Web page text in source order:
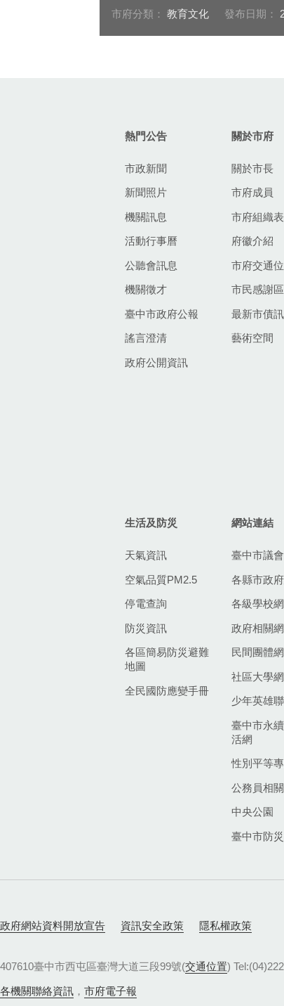
市府分類： 教育文化 發布日期：
熱門公告
市政新聞
新聞照片
機關訊息
活動行事曆
公聽會訊息
機關徵才
臺中市政府公報
謠言澄清
政府公開資訊
關於市府
關於市長
市府成員
市府組織表
府徽介紹
市府交通
市民感謝區
最新市債
藝術空間
生活及防災
天氣資訊
空氣品質PM2.5
停電查詢
防災資訊
各區簡易防災避難
地圖
全民國防應變手冊
網站連結
臺中市議會
各縣市政
各級學校
政府相關
民間團體
社區大學
少年英雄
臺中市永
活網
性別平等
公務員相
中央公園
臺中市防
政府網站資料開放宣告 資訊安全政策 隱私權政策
407610臺中市西屯區臺灣大道三段99號(交通位置)
各機關聯絡資訊 ， 市府電子報